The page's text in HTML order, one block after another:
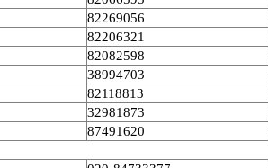
82269056
82206321
82082598
38994703
82118813
32981873
87491620